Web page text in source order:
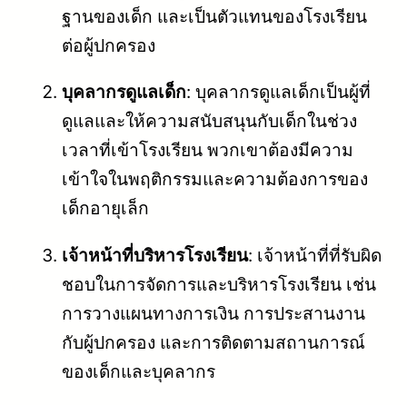
ฐานของเด็ก และเป็นตัวแทนของโรงเรียน
ต่อผู้ปกครอง
บุคลากรดูแลเด็ก: บุคลากรดูแลเด็กเป็นผู้ที่
ดูแลและให้ความสนับสนุนกับเด็กในช่วง
เวลาที่เข้าโรงเรียน พวกเขาต้องมีความ
เข้าใจในพฤติกรรมและความต้องการของ
เด็กอายุเล็ก
เจ้าหน้าที่บริหารโรงเรียน: เจ้าหน้าที่ที่รับผิด
ชอบในการจัดการและบริหารโรงเรียน เช่น
การวางแผนทางการเงิน การประสานงาน
กับผู้ปกครอง และการติดตามสถานการณ์
ของเด็กและบุคลากร